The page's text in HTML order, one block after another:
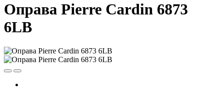
Оправа Pierre Cardin 6873
6LB